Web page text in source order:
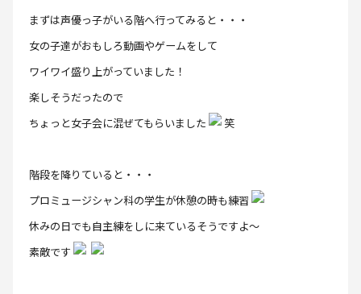
まずは声優っ子がいる階へ行ってみると・・・
女の子達がおもしろ動画やゲームをして
ワイワイ盛り上がっていました！
楽しそうだったので
ちょっと女子会に混ぜてもらいました
笑
階段を降りていると・・・
プロミュージシャン科の学生が休憩の時も練習
休みの日でも自主練をしに来ているそうですよ～
素敵です